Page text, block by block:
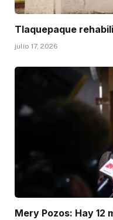
Tlaquepaque
julio 17, 2026
Mery Pozos: Hay 12